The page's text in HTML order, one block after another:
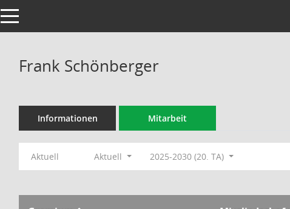
Toggle navigation
Frank Schönberger
Informationen Mitarbeit
Aktuell Aktuell 2025-2030 (20. TA)